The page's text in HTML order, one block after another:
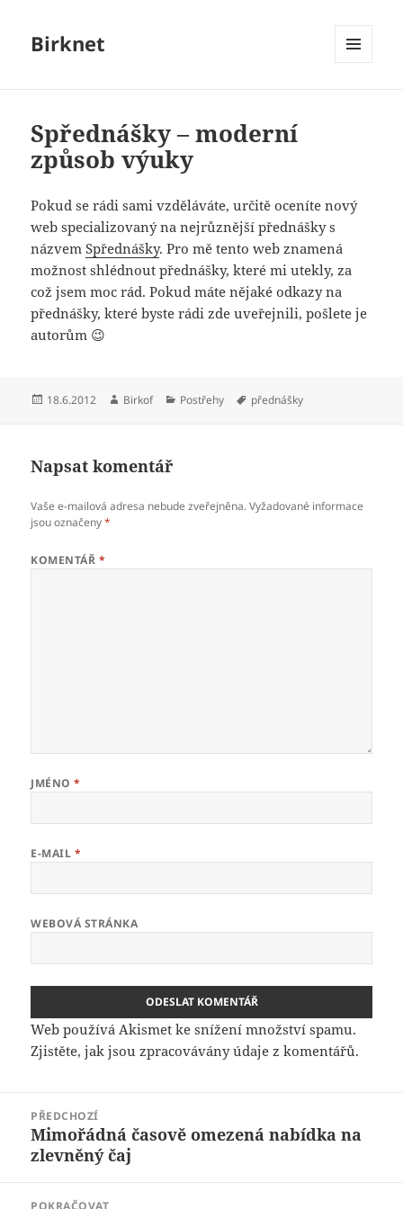
Birknet
Spřednášky – moderní
způsob výuky
Pokud se rádi sami vzděláváte, určitě oceníte nový
web specializovaný na nejrůznější přednášky s
názvemSpřednášky. Pro mě tento web znamená
možnost shlédnout přednášky, které mi utekly, za
což jsem moc rád. Pokud máte nějaké odkazy na
přednášky, které byste rádi zde uveřejnili, pošlete je
autorům 😉
Publikováno:
18.6.2012 Autor:
Birkof Rubriky:
Postřehy Štítky:
přednášky
Napsat komentář
Vaše e-mailová adresa nebude zveřejněna. Vyžadované informace
jsou označeny*
KOMENTÁŘ *
JMÉNO*
E-MAIL *
WEBOVÁ STRÁNKA
Web používá Akismet ke snížení množství spamu.
Zjistěte, jak jsou zpracovávány údaje z komentářů.
příspěvek
PŘEDCHOZÍ
Předchozí
příspěvek:
Mimořádná časově omezená nabídka na
zlevněný čaj
POKRAČOVAT